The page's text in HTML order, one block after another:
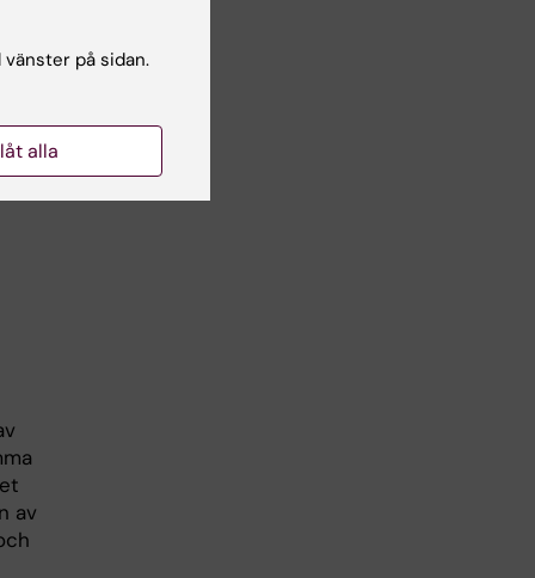
av
på sidan.
alla